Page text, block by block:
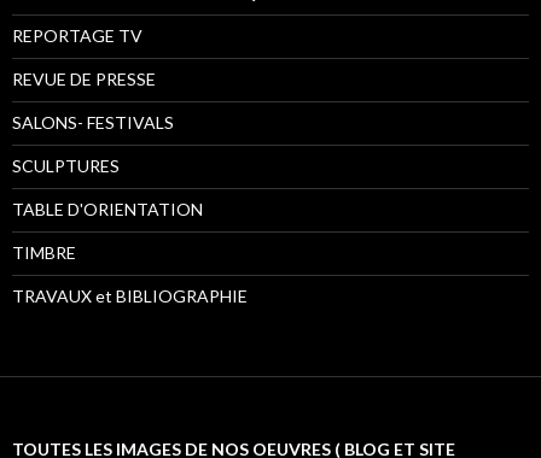
REPORTAGE TV
REVUE DE PRESSE
SALONS- FESTIVALS
SCULPTURES
TABLE D'ORIENTATION
TIMBRE
TRAVAUX et BIBLIOGRAPHIE
TOUTES LES IMAGES DE NOS OEUVRES ( BLOG ET SITE